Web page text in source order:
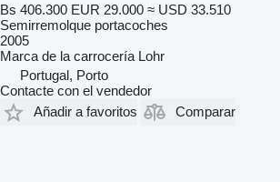
Bs 406.300 EUR 29.000 ≈ USD 33.510
Semirremolque portacoches
2005
Marca de la carrocería Lohr
Portugal, Porto
Contacte con el vendedor
Añadir a favoritos
Comparar